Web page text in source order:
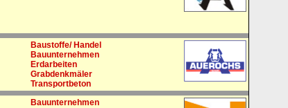
Baustoffe/ Handel
Bauunternehmen
Erdarbeiten
Grabdenkmäler
Transportbeton
Bauunternehmen